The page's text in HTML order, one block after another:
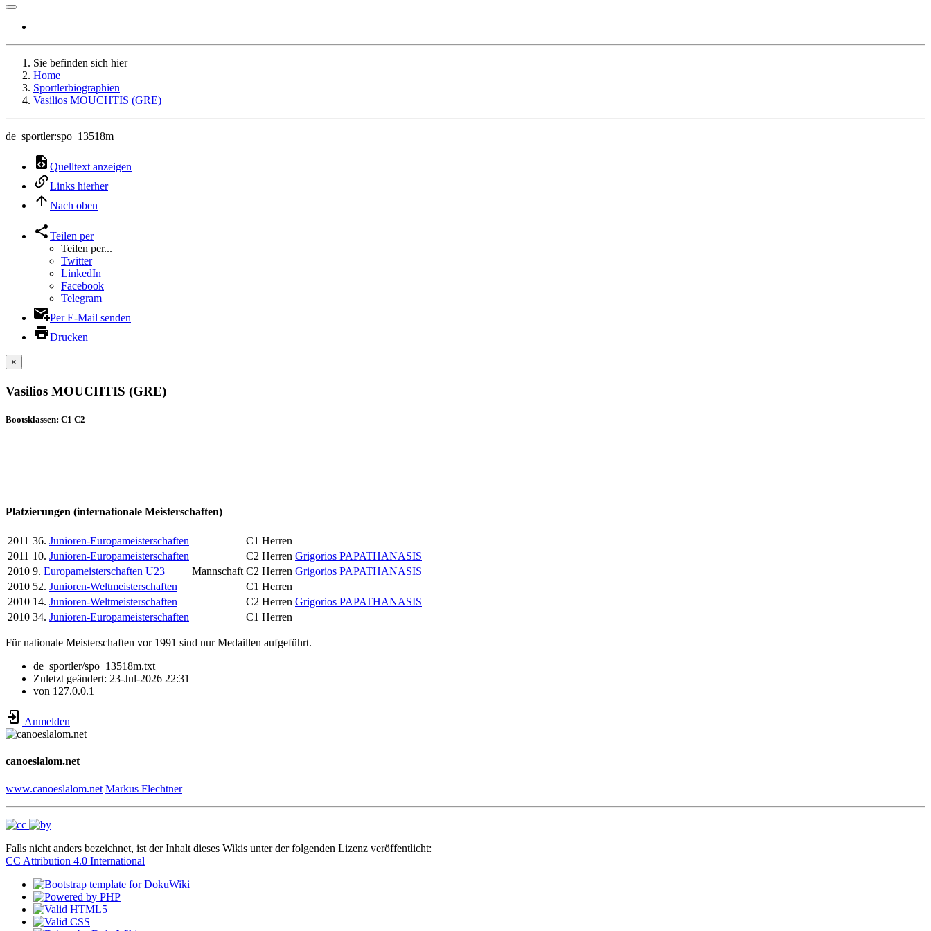
Sie befinden sich hier
Home
Sportlerbiographien
Vasilios MOUCHTIS (GRE)
de_sportler:spo_13518m
Quelltext anzeigen
Links hierher
Nach oben
Teilen per
Teilen per...
Twitter
LinkedIn
Facebook
Telegram
Per E-Mail senden
Drucken
×
Vasilios MOUCHTIS (GRE)
Bootsklassen: C1 C2
Platzierungen (internationale Meisterschaften)
2011 36. Junioren-Europameisterschaften
C1 Herren
2011 10. Junioren-Europameisterschaften C2 Herren Grigorios PAPATHANASIS
2010 9. Europameisterschaften U23 Mannschaft C2 Herren Grigorios PAPATHANASIS
2010 52. Junioren-Weltmeisterschaften
C1 Herren
2010 14. Junioren-Weltmeisterschaften C2 Herren Grigorios PAPATHANASIS
2010 34. Junioren-Europameisterschaften C1 Herren
Für nationale Meisterschaften vor 1991 sind nur Medaillen aufgeführt.
de_sportler/spo_13518m.txt
Zuletzt geändert: 23-Jul-2026 22:31
von 127.0.0.1
Anmelden
canoeslalom.net
www.canoeslalom.net Markus Flechtner
Falls nicht anders bezeichnet, ist der Inhalt dieses Wikis unter der folgenden Lizenz veröffentlicht:
CC Attribution 4.0 International